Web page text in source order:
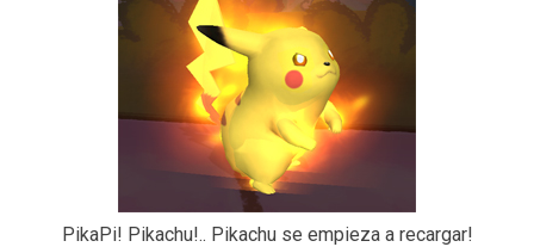
PikaPi! Pikachu!.. Pikachu se empieza a recargar!